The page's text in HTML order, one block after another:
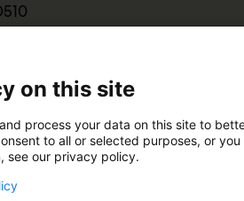
ovat 100 %
tuotteita, jotka sopivat
Irtosuursäkki –
Pelletti – hevosille ja
Paperi Pelletti –
on this site
process your data on this site to
to all or selected purposes, or
see our privacy policy.